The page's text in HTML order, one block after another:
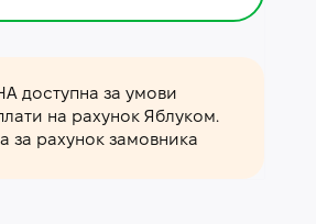
доступна за умови
на рахунок Яблуком.
за рахунок замовника